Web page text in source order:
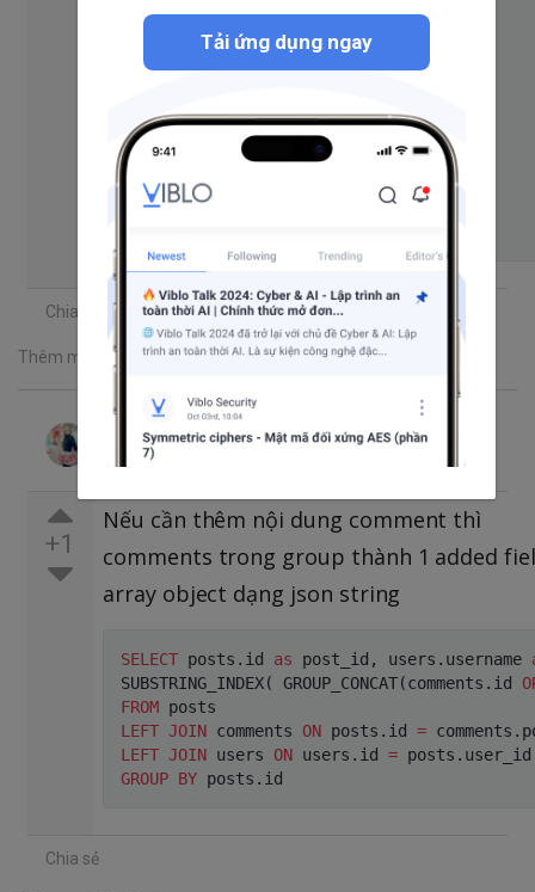
GROUP BY c.post_id,
                   c
.date_created
                   c
INNER
posts p
ON p.id
Chia sẻ
Thêm một bình luận
Pham Tri Trung
Theo dõi
Đã trả lời thg 5 31, 2021 3:31 SA
+1
Nếu cần thêm nội dung comment thì
comments trong group thành 1 added
array object dạng json string
SELECT posts . id as post_id , users . username
SUBSTRING_INDEX( GROUP_CONCAT(comments . id
FROM
LEFT JOIN comments ON posts . id = comments .
LEFT JOIN users ON users . id = posts .
GROUP BY posts .
Chia sẻ
Tải ứng dụng ngay